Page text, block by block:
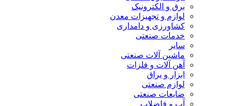
برق و الکترونیک
لوازم و تجهیزات معدن
کشاورزی و دامداری
خدمات صنعتی
سایر
ماشین آلات صنعتی
آهن آلات و فلزات
ابزار و یراق
لوازم صنعتی
ضایعات صنعتی
آب و فاضلاب